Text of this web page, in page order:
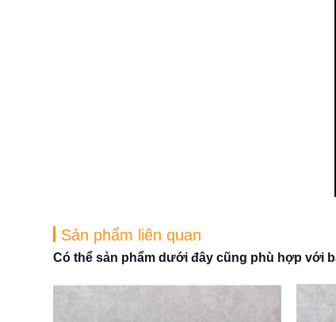
Sản phẩm liên quan
Có thể sản phẩm dưới đây cũng phù hợp với